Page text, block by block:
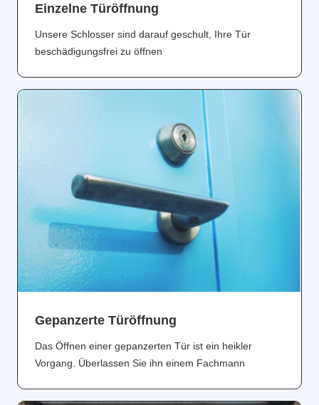
Einzelne Türöffnung
Unsere Schlosser sind darauf geschult, Ihre Tür
beschädigungsfrei zu öffnen
Gepanzerte Türöffnung
Das Öffnen einer gepanzerten Tür ist ein heikler
Vorgang. Überlassen Sie ihn einem Fachmann